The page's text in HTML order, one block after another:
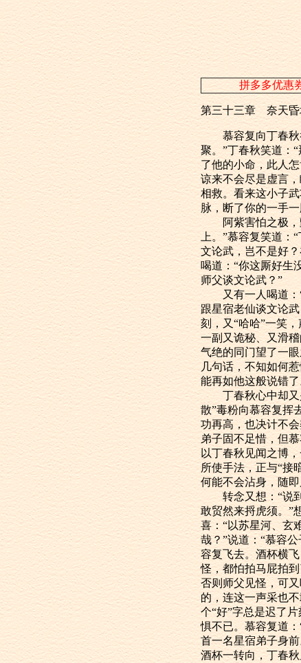
拼多多优惠
第三十三章 奈天
慕容复向丁春秋
聚。”丁春秋笑道：
了他的小命，此人
谅来不会尽是虚言
相救。看来这小子
脉，断了你的一手
阿紫害怕之极，
上。”慕容复笑道：
文论武，岂不是好
喝道：“你这厮好生
师父谈文论武？”
又有一人喝道：“
跟星宿老仙谈文论
刻，又“哈哈”一笑
一副又诡秘、又滑
气绝的同门望了一
几句话，不知如何
能再如他这般说错了
丁春秋心中却又
散”毒粉向慕容复挥
功再高，也决计不
弟子固不足惜，但
以丁春秋见闻之博
所使手法，正与“接
何能不会沾身，随
转念又想：“说到
敢贸然来捋虎须。”
喜：“以苏星河、玄
哉？”说道：“慕容
容复飞去。酒杯横
怪，都怕拍马屁拍
否则师父见怪，可
的，连这一声采也
个“好”字总是迟了
惧不已。慕容复道
首一名星宿弟子身
酒杯一转向，丁春